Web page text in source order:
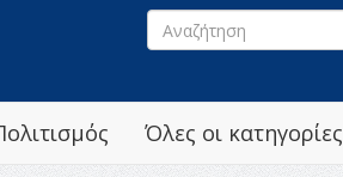
Όλες οι κατηγορίες